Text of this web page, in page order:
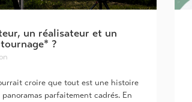
un réalisateur et un
?
croire que tout est une histoire
parfaitement cadrés. En